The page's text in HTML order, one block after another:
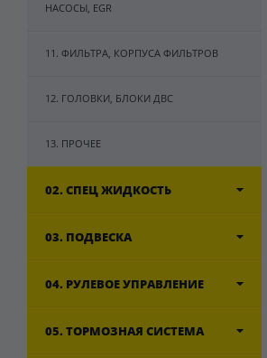
НАСОСЫ, EGR
11. ФИЛЬТРА, КОРПУСА ФИЛЬТРОВ
12. ГОЛОВКИ, БЛОКИ ДВС
13. ПРОЧЕЕ
02. СПЕЦ ЖИДКОСТЬ
03. ПОДВЕСКА
04. РУЛЕВОЕ УПРАВЛЕНИЕ
05. ТОРМОЗНАЯ СИСТЕМА